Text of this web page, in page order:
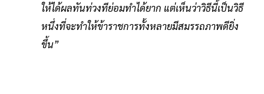
ให้ได้ผลทันท่วงทีย่อมทำได้ยาก แต่เห็นว่าวิธีนี้เป็นวิธี
หนึ่งที่จะทำให้ข้าราชการทั้งหลายมีสมรรถภาพดียิ่ง
ขึ้น”